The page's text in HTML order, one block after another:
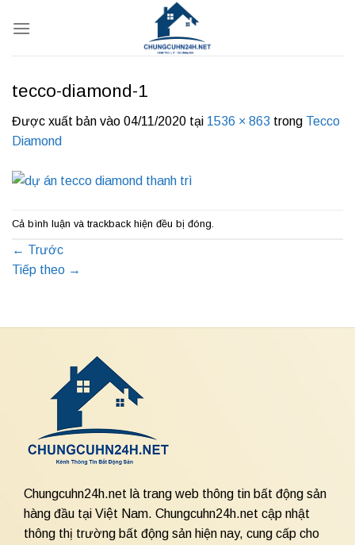
qua
tecco-diamond-1
Được xuất bản vào 04/11/2020 tại 1536 × 863 trong Tecco
Diamond
Cả bình luận và trackback hiện đều bị đóng.
← Trước
Tiếp theo →
Chungcuhn24h.net là trang web thông tin bất động sản
hàng đầu tại Việt Nam. Chungcuhn24h.net cập nhật
thông thị trường bất động sản hiện nay, cung cấp cho